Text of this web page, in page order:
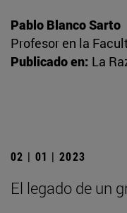
Pablo Blanco Sarto
Profesor en la
Publicado en: La
02 | 01 | 2023
El legado de un